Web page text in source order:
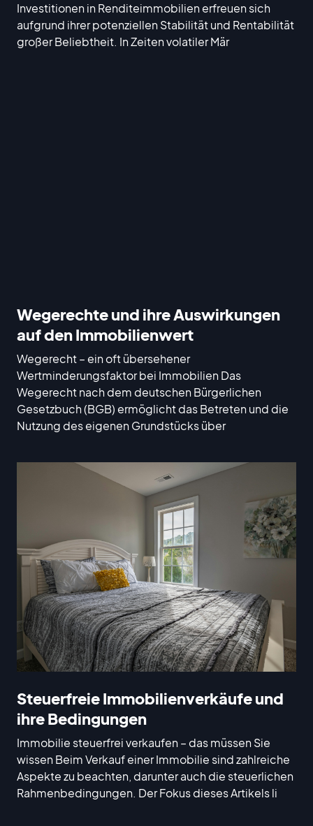
Investitionen in Renditeimmobilien erfreuen sich
aufgrund ihrer potenziellen Stabilität und Rentabilität
großer Beliebtheit. In Zeiten volatiler Mär
Wegerechte und ihre Auswirkungen
auf den Immobilienwert
Wegerecht – ein oft übersehener
Wertminderungsfaktor bei Immobilien Das
Wegerecht nach dem deutschen Bürgerlichen
Gesetzbuch (BGB) ermöglicht das Betreten und die
Nutzung des eigenen Grundstücks über
Steuerfreie Immobilienverkäufe und
ihre Bedingungen
Immobilie steuerfrei verkaufen – das müssen Sie
wissen Beim Verkauf einer Immobilie sind zahlreiche
Aspekte zu beachten, darunter auch die steuerlichen
Rahmenbedingungen. Der Fokus dieses Artikels li